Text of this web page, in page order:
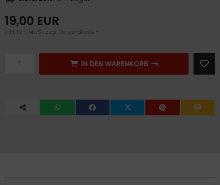
19,00 EUR
inkl. 19 % MwSt. zzgl. Versandkosten
IN DEN WARENKORB